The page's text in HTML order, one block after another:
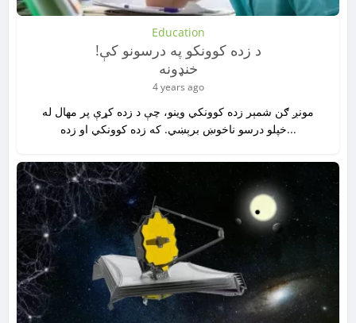
Education
!د زده کوونکو په درسونو کې
خنډونه
4 years ago
مونږ ګن شمېر زده کوونکي وينو، چې د زده کړې پر مهال له
خپلو درسو ناخوښ برېښي. که زده کوونکي او زده...